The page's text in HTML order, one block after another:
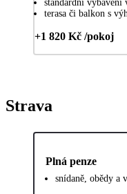
standardní vybavení
terasa či balkon s
+1 820 Kč /pokoj
Strava
Plná penze
snídaně, obědy a